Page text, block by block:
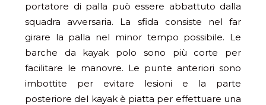
portatore di palla può essere abbattuto dalla
squadra avversaria. La sfida consiste nel far
girare la palla nel minor tempo possibile. Le
barche da kayak polo sono più corte per
facilitare le manovre. Le punte anteriori sono
imbottite per evitare lesioni e la parte
posteriore del kayak è piatta per effettuare una